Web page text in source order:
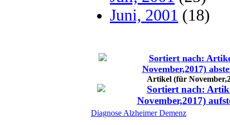
Juni, 2001 (18)
Artikel (für
Diagnose Alzheimer Demenz